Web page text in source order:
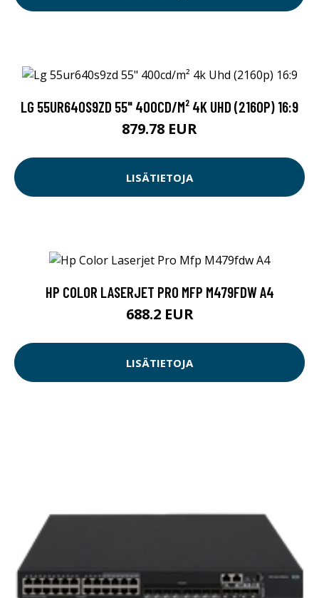
LG 55UR640S9ZD 55" 400CD/M² 4K UHD (2160P) 16:9
879.78 EUR
LISÄTIETOJA
HP COLOR LASERJET PRO MFP M479FDW A4
688.2 EUR
LISÄTIETOJA